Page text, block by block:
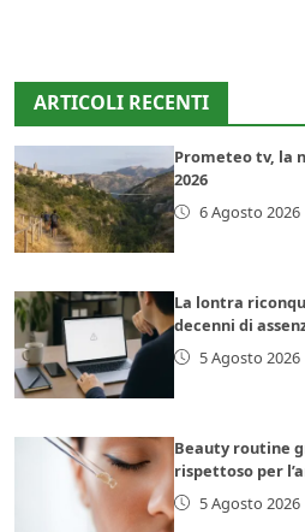
ARTICOLI RECENTI
Prometeo tv, la
2026
6 Agosto 2026
La lontra
decenni di
5 Agosto 2026
Beauty routine
rispettoso per
5 Agosto 2026